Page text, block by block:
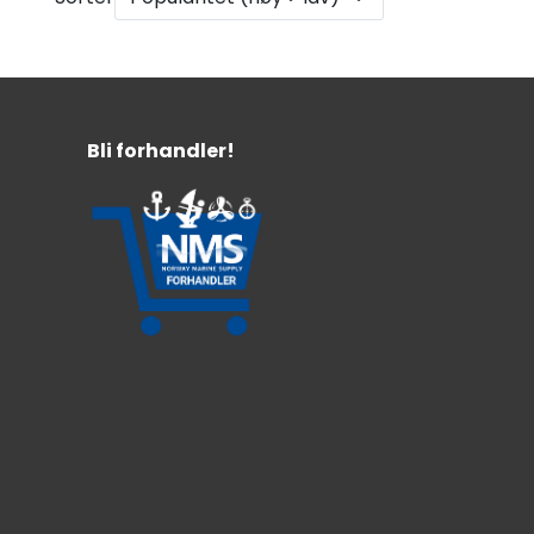
Bli forhandler!